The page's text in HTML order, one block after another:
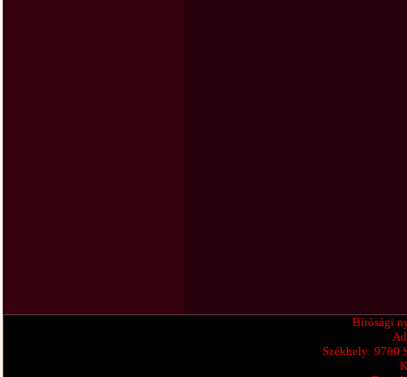
Bírósági
Székhely: 9700